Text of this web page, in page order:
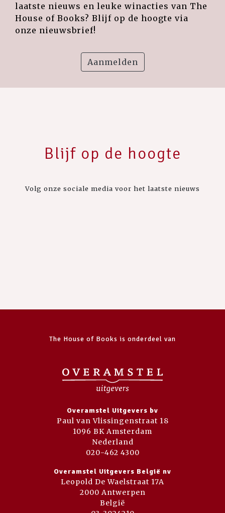
laatste nieuws en leuke winacties van The
House of Books? Blijf op de hoogte via
onze nieuwsbrief!
Aanmelden
Blijf op de hoogte
Volg onze sociale media voor het laatste nieuws
The House of Books is onderdeel van
Overamstel Uitgevers bv
Paul van Vlissingenstraat 18
1096 BK Amsterdam
Nederland
020-462 4300
Overamstel Uitgevers België nv
Leopold De Waelstraat 17A
2000 Antwerpen
België